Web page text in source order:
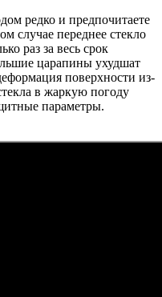
редко и предпочитаете
случае переднее стекло
раз за весь срок
царапины ухудшат
поверхности из-
в жаркую погоду
параметры.